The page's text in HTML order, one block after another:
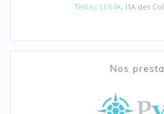
Testez LEX-IA, l'IA des
Nos